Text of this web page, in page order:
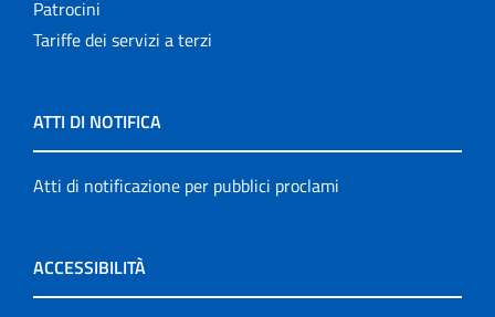
Patrocini
Tariffe dei servizi a terzi
ATTI DI NOTIFICA
Atti di notificazione per pubblici proclami
ACCESSIBILITÀ